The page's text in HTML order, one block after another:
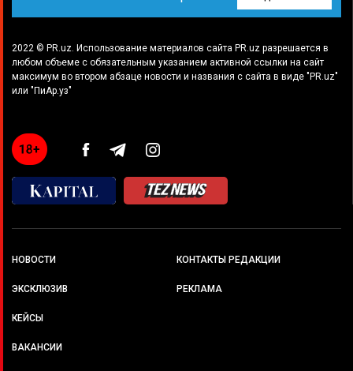
2022 © PR.uz. Использование материалов сайта PR.uz разрешается в
любом объеме с обязательным указанием активной ссылки на сайт
максимум во втором абзаце новости и названия с сайта в виде "PR.uz"
или "ПиАр.уз"
НОВОСТИ
ЭКСКЛЮЗИВ
КЕЙСЫ
ВАКАНСИИ
КОНТАКТЫ РЕДАКЦИИ
РЕКЛАМА